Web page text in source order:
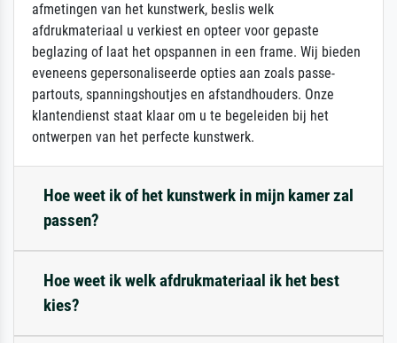
afmetingen van het kunstwerk, beslis welk
afdrukmateriaal u verkiest en opteer voor gepaste
beglazing of laat het opspannen in een frame. Wij bieden
eveneens gepersonaliseerde opties aan zoals passe-
partouts, spanningshoutjes en afstandhouders. Onze
klantendienst staat klaar om u te begeleiden bij het
ontwerpen van het perfecte kunstwerk.
Hoe weet ik of het kunstwerk in mijn kamer zal
passen?
Hoe weet ik welk afdrukmateriaal ik het best
kies?